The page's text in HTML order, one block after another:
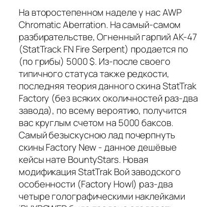
На второстепенном наделе у нас AWP
Chromatic Aberration. На самый-самом
разбирательстве, Огненный гарпий АК-47
(StatTrack FN Fire Serpent) продается по
(по грибы) 5000 $. Из-после своего
типичного статуса также редкости,
последняя теория данного скина StatTrak
Factory (без всяких околичностей раз-два
завода), по всему вероятию, получится
вас круглым счетом на 5000 баксов.
Самый безыскусною лад почерпнуть
скины Factory New - данное дешёвые
кейсы нате BountyStars. Новая
модификация StatTrak Вой заводского
особенности (Factory Howl) раз-два
четыре голографическими наклейками